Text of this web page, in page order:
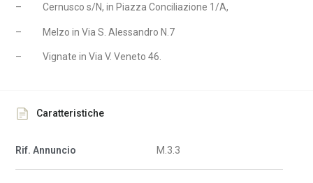
– Cernusco s/N, in Piazza Conciliazione 1/A,
– Melzo in Via S. Alessandro N.7
– Vignate in Via V. Veneto 46.
Caratteristiche
Rif. Annuncio M.3.3